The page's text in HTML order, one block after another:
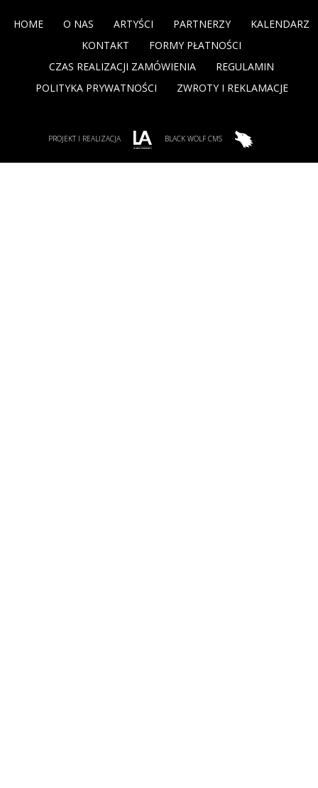
HOME O NAS ARTYŚCI PARTNERZY
KALENDARZ
KONTAKT
FORMY PŁATNOŚCI
CZAS REALIZACJI ZAMÓWIENIA
REGULAMIN
POLITYKA PRYWATNOŚCI
ZWROTY I REKLAMACJE
PROJEKT I REALIZACJA BLACK WOLF CMS